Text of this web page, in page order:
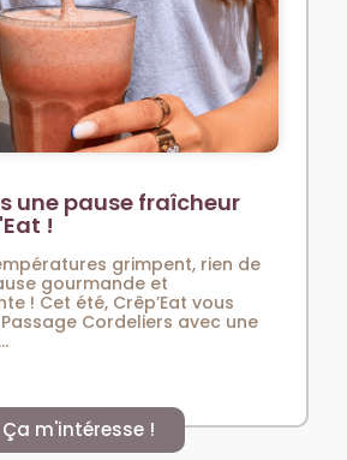
une pause fraîcheur
!
grimpent, rien de
gourmande et
! Cet été, Crêp’Eat vous
Cordeliers avec une
Ça m'intéresse !